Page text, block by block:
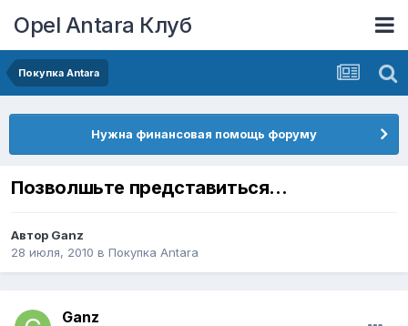
Opel Antara Клуб
Покупка Antara
Нужна финансовая помощь форуму
Позволшьте представиться...
Автор Ganz
28 июля, 2010 в Покупка Antara
Ganz